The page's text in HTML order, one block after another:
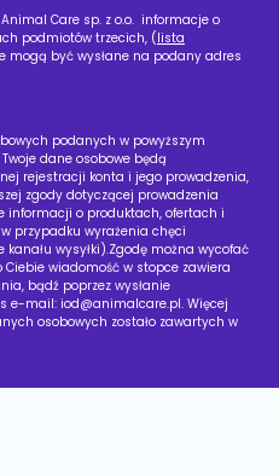
Care sp. z o.o. informacje o
podmiotów trzecich, (lista
mogą być wysłane na podany adres
podanych w powyższym
dane osobowe będą
rejestracji konta i jego prowadzenia,
zgody dotyczącej prowadzenia
informacji o produktach, ofertach i
przypadku wyrażenia chęci
wysyłki).Zgodę można wycofać
wiadomość w stopce zawiera
bądź poprzez wysłanie
e-mail: iod@animalcare.pl. Więcej
osobowych zostało zawartych w